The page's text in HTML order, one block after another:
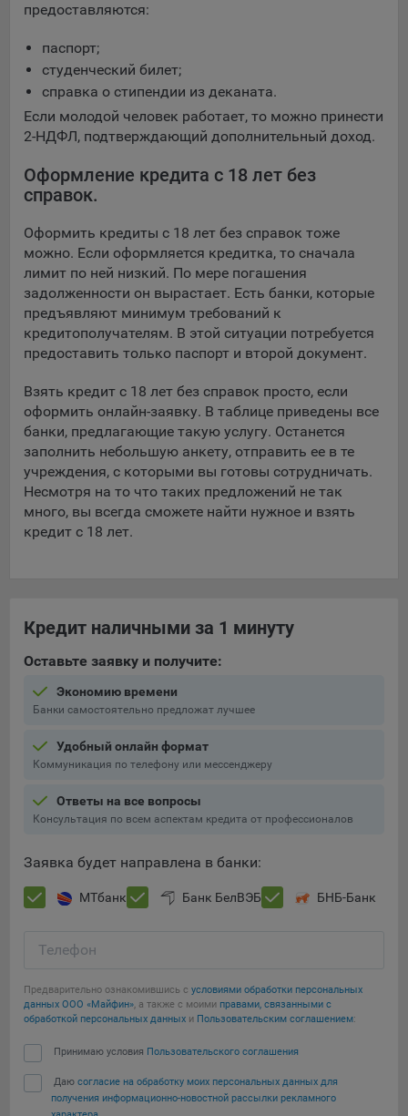
предоставляются:
паспорт;
студенческий билет;
справка о стипендии из деканата.
Если молодой человек работает, то можно принести
2-НДФЛ, подтверждающий дополнительный доход.
Оформление кредита с 18 лет без
справок.
Оформить кредиты с 18 лет без справок тоже
можно. Если оформляется кредитка, то сначала
лимит по ней низкий. По мере погашения
задолженности он вырастает. Есть банки, которые
предъявляют минимум требований к
кредитополучателям. В этой ситуации потребуется
предоставить только паспорт и второй документ.
Взять кредит с 18 лет без справок просто, если
оформить онлайн-заявку. В таблице приведены все
банки, предлагающие такую услугу. Останется
заполнить небольшую анкету, отправить ее в те
учреждения, с которыми вы готовы сотрудничать.
Несмотря на то что таких предложений не так
много, вы всегда сможете найти нужное и взять
кредит с 18 лет.
Кредит наличными за 1 минуту
Оставьте заявку и получите:
Экономию времени
Банки самостоятельно предложат лучшее
Удобный онлайн формат
Коммуникация по телефону или мессенджеру
Ответы на все вопросы
Консультация по всем аспектам кредита от профессионалов
Заявка будет направлена в банки:
МТбанк Банк БелВЭБ БНБ-Банк
Телефон
Предварительно ознакомившись с условиями обработки персональных
данных ООО «Майфин», а также с моими правами, связанными с
обработкой персональных данных и Пользовательским соглашением:
Принимаю условия Пользовательского соглашения
Даю согласие на обработку моих персональных данных для
получения информационно-новостной рассылки рекламного